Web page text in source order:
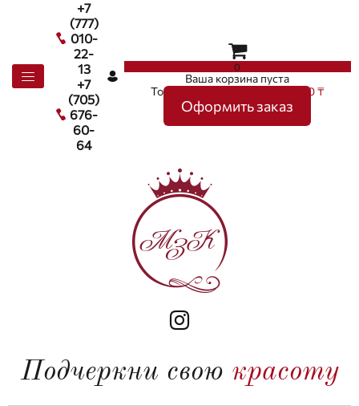
+7
(777)
010-
22-
13
+7
(705)
676-
60-
64
0
Ваша корзина пуста
Товаров в корзине
на сумму0 ₸
Оформить заказ
Подчеркни свою красоту